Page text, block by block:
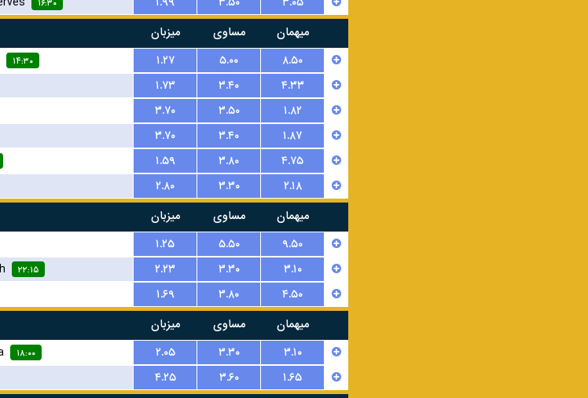
۱۶:۳۰
میزبان مساوی
میهمان
۱۴:۳۰ ۱.۲۷ ۵.۰۰
۸.۵۰
۱.۷۳ ۳.۴۰
۴.۳۳
۳.۷۰ ۳.۵۰
۱.۸۲
۳.۷۰ ۳.۴۰
۱.۸۷
۱.۵۹ ۳.۸۰
۴.۷۵
۲.۸۰ ۳.۳۰
۲.۱۸
میزبان مساوی
میهمان
۱.۲۵ ۵.۵۰
۹.۵۰
۲۲:۱۵ ۲.۲۳ ۳.۳۰
۳.۱۰
۱.۶۹ ۳.۸۰
۴.۵۰
میزبان مساوی
میهمان
۱۸:۰۰ ۲.۰۵ ۳.۳۰
۳.۱۰
۴.۲۵ ۳.۶۰
۱.۶۵